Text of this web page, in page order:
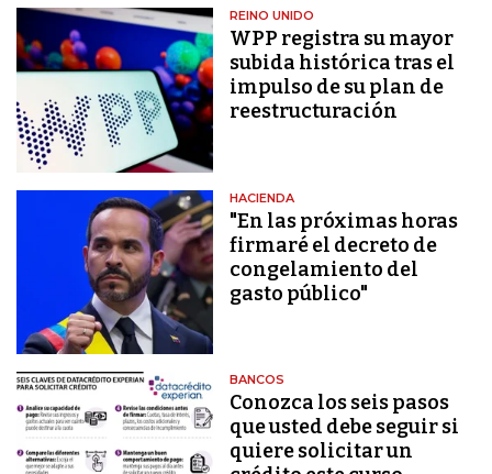
REINO UNIDO
WPP registra su mayor
subida histórica tras el
impulso de su plan de
reestructuración
HACIENDA
"En las próximas horas
firmaré el decreto de
congelamiento del
gasto público"
BANCOS
Conozca los seis pasos
que usted debe seguir si
quiere solicitar un